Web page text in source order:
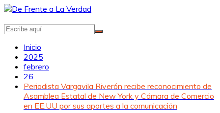
Saltar
contenido
Inicio
2025
febrero
26
Periodista Vargavila Riverón recibe reconocimiento de
Asamblea Estatal de New York y Cámara de Comercio
en EE.UU por sus aportes a la comunicación